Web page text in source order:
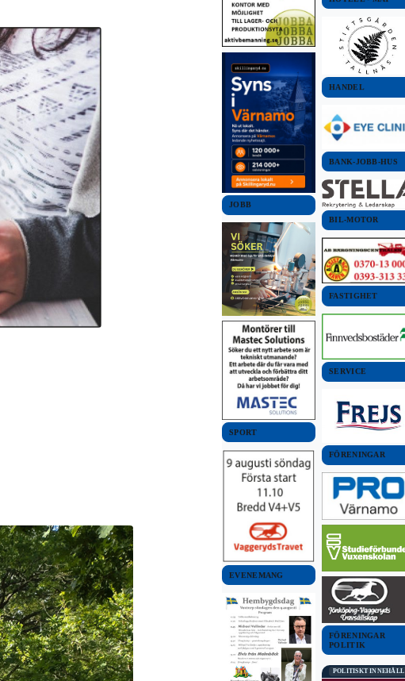
JOBB
SPORT
EVENEMANG
HANDEL
BANK-JOBB-HUS
BIL-MOTOR
FASTIGHET
SERVICE
FÖRENINGAR
FÖRENINGAR
POLITIK
POLITISKT INNEHÅLL